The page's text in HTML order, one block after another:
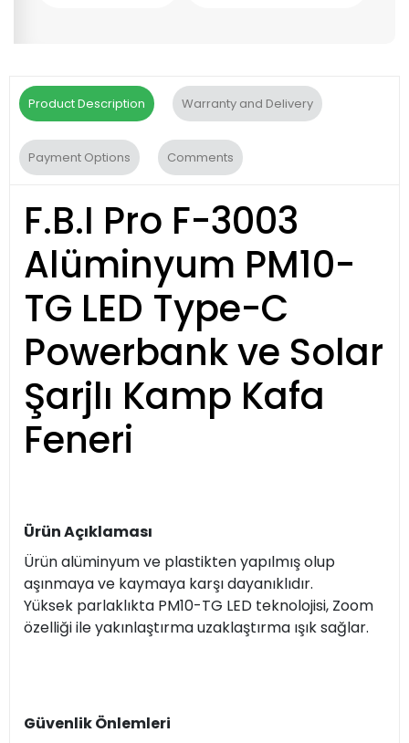
Product Description Warranty and Delivery
Payment Options Comments
F.B.I Pro F-3003
Alüminyum PM10-
TG LED Type-C
Powerbank ve Solar
Şarjlı Kamp Kafa
Feneri
Ürün Açıklaması
Ürün alüminyum ve plastikten yapılmış olup
aşınmaya ve kaymaya karşı dayanıklıdır.
Yüksek parlaklıkta PM10-TG LED teknolojisi, Zoom
özelliği ile yakınlaştırma uzaklaştırma ışık sağlar.
Güvenlik Önlemleri